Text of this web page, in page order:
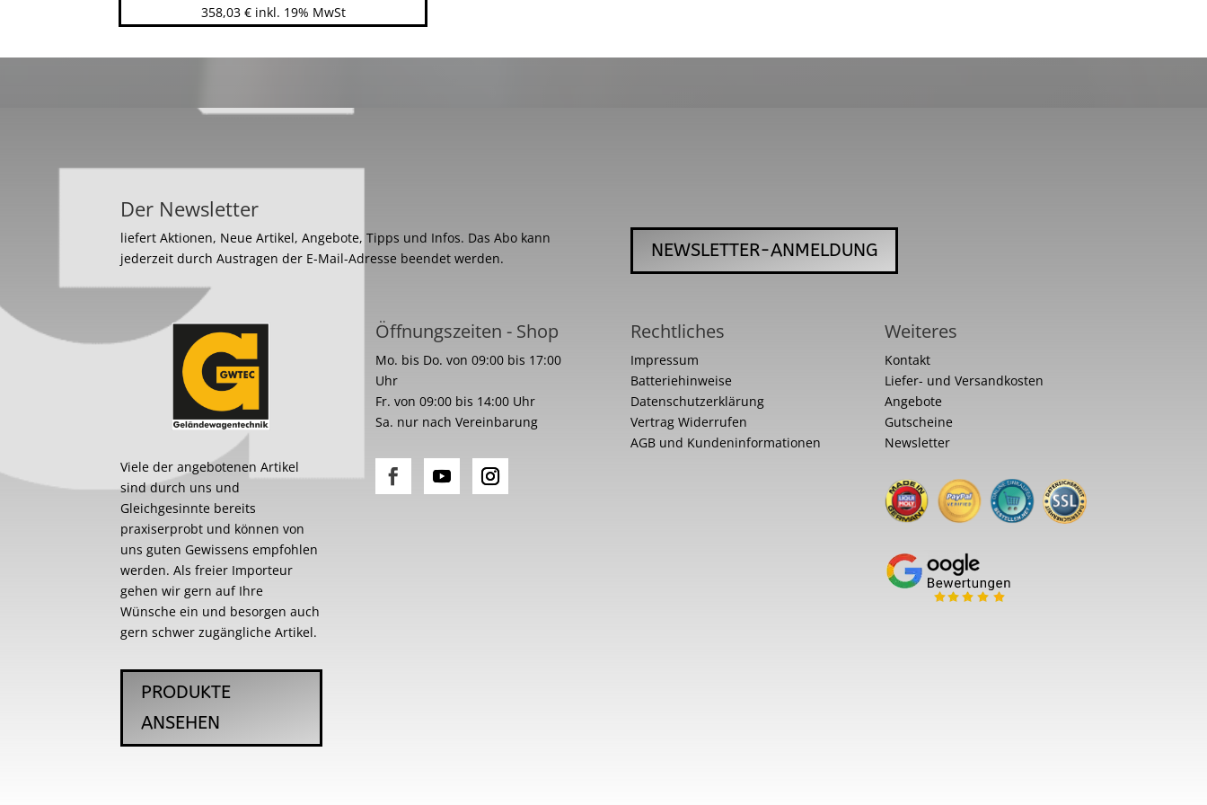
358,03 € inkl. 19% MwSt
Der Newsletter
liefert Aktionen, Neue Artikel, Angebote, Tipps und Infos. Das Abo kann
jederzeit durch Austragen der E-Mail-Adresse beendet werden.
NEWSLETTER-ANMELDUNG
Viele der angebotenen Artikel
sind durch uns und
Gleichgesinnte bereits
praxiserprobt und können von
uns guten Gewissens empfohlen
werden. Als freier Importeur
gehen wir gern auf Ihre
Wünsche ein und besorgen auch
gern schwer zugängliche Artikel.
PRODUKTE
ANSEHEN
Öffnungszeiten - Shop
Mo. bis Do. von 09:00 bis 17:00
Uhr
Fr. von 09:00 bis 14:00 Uhr
Sa. nur nach Vereinbarung
Rechtliches
Impressum
Batteriehinweise
Datenschutzerklärung
Vertrag Widerrufen
AGB und Kundeninformationen
Weiteres
Kontakt
Liefer- und Versandkosten
Angebote
Gutscheine
Newsletter